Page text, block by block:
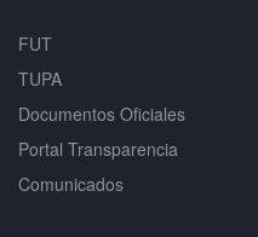
FUT
TUPA
Documentos Oficiales
Portal Transparencia
Comunicados